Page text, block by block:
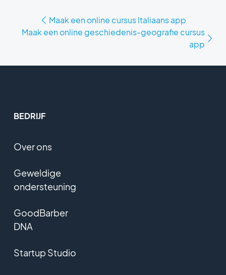
Maak een online cursus Italiaans app
Maak een online geschiedenis-geografie cursus
app
BEDRIJF
Over ons
Geweldige
ondersteuning
GoodBarber
DNA
Startup Studio